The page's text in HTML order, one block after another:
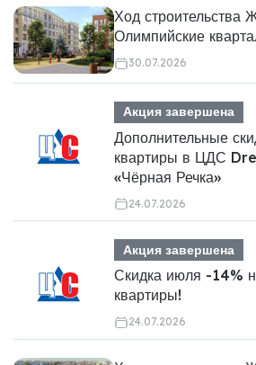
Ход строительства
Олимпийские
30.07.2026
Акция завершена
Дополнительные
квартиры в ЦДС
«Чёрная Речка»
24.07.2026
Акция завершена
Скидка июля -14%
квартиры!
24.07.2026